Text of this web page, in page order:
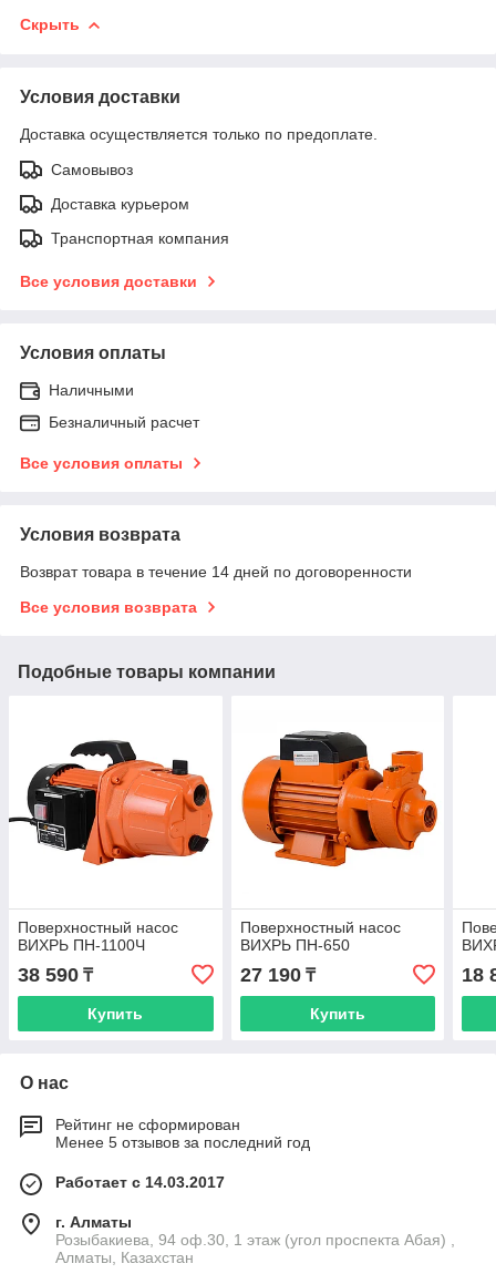
Скрыть
Условия доставки
Доставка осуществляется только по предоплате.
Самовывоз
Доставка курьером
Транспортная компания
Все условия доставки
Условия оплаты
Наличными
Безналичный расчет
Все условия оплаты
Условия возврата
Возврат товара в течение 14 дней по договоренности
Все условия возврата
Подобные товары компании
Поверхностный насос
ВИХРЬ ПН-1100Ч
38 590 ₸
Купить
Поверхностный насос
ВИХРЬ ПН-650
27 190₸
Купить
18
О нас
Рейтинг не сформирован
Менее 5 отзывов за последний год
Работает с 14.03.2017
г. Алматы
Розыбакиева, 94 оф.30, 1 этаж (угол проспекта Абая) ,
Алматы, Казахстан